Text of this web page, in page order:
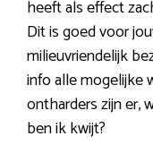
heeft als effect
Dit is goed voor
milieuvriendelijk
info alle mogelijke
ontharders zijn er,
ben ik kwijt?